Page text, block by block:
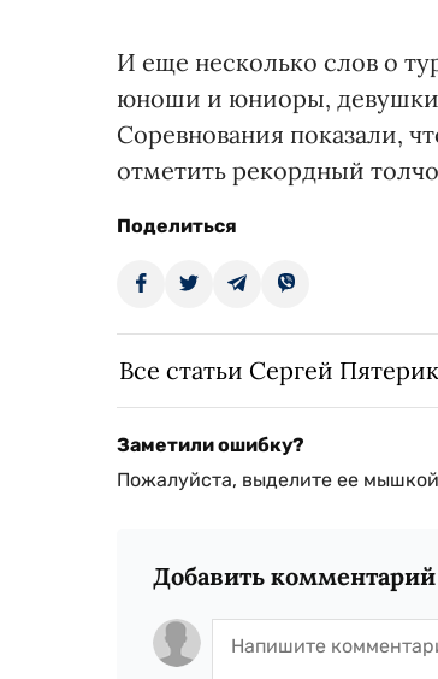
И еще несколько слов о
юноши и юниоры,
Соревнования показали,
отметить рекордный
Поделиться
Все статьи Сергей
Заметили ошибку?
Пожалуйста, выделите ее
Добавить комментарий